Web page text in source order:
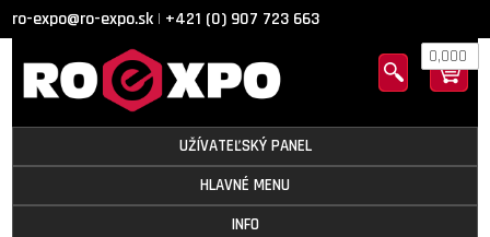
ro-expo@ro-expo.sk | +421 (0) 907 723 663
0,000
UŽÍVATEĽSKÝ PANEL
HLAVNÉ MENU
INFO